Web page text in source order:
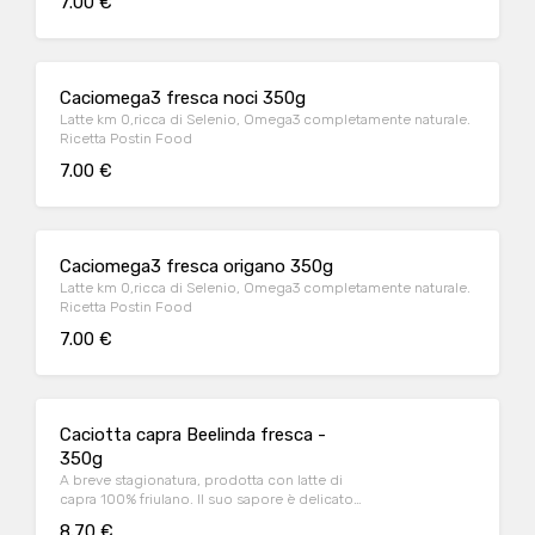
Caciomega3 fresca noci 350g
Latte km 0,ricca di Selenio, Omega3 completamente naturale.
Ricetta Postin Food
7.00 €
Caciomega3 fresca origano 350g
Latte km 0,ricca di Selenio, Omega3 completamente naturale.
Ricetta Postin Food
7.00 €
Caciotta capra Beelinda fresca -
350g
A breve stagionatura, prodotta con latte di
capra 100% friulano. Il suo sapore è delicato,